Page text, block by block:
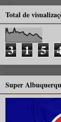
Total de
3 1 5
Super